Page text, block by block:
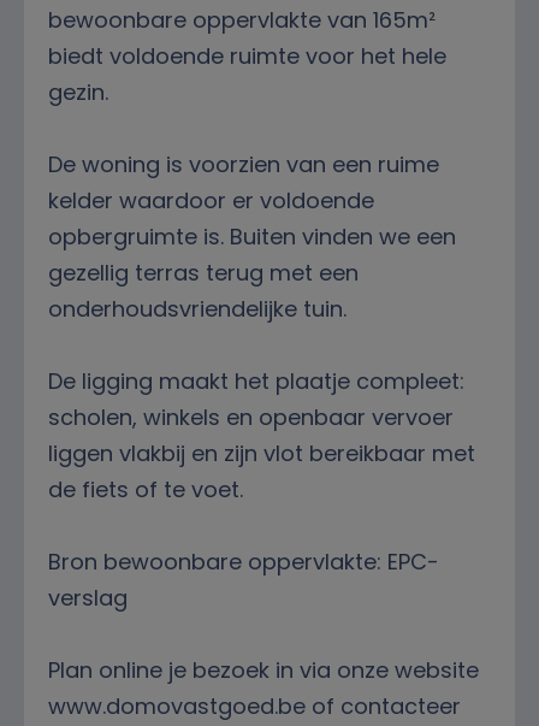
bewoonbare oppervlakte van 165m²
biedt voldoende ruimte voor het hele
gezin.
De woning is voorzien van een ruime
kelder waardoor er voldoende
opbergruimte is. Buiten vinden we een
gezellig terras terug met een
onderhoudsvriendelijke tuin.
De ligging maakt het plaatje compleet:
scholen, winkels en openbaar vervoer
liggen vlakbij en zijn vlot bereikbaar met
de fiets of te voet.
Bron bewoonbare oppervlakte: EPC-
verslag
Plan online je bezoek in via onze website
www.domovastgoed.be of contacteer